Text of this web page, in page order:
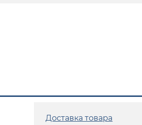
Доставка товара